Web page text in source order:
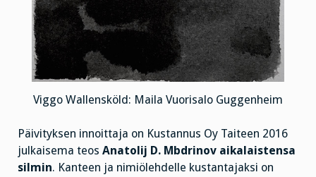
Viggo Wallensköld: Maila Vuorisalo Guggenheim
Päivityksen innoittaja on Kustannus Oy Taiteen 2016
julkaisema teos Anatolij D. Mbdrinov aikalaistensa
silmin. Kanteen ja nimiölehdelle kustantajaksi on